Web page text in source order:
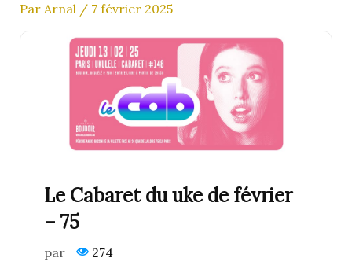
Par Arnal / 7 février 2025
Le Cabaret du uke de février
– 75
par 274